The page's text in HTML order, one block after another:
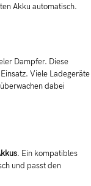
Akku automatisch.
Dampfer. Diese
Viele Ladegeräte
dabei
. Ein kompatibles
und passt den